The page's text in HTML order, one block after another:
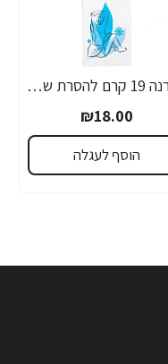
אורנה 19 קרם להסרת שיער לקו הביקיני 90 מ"ל
₪18.00
הוסף לעגלה